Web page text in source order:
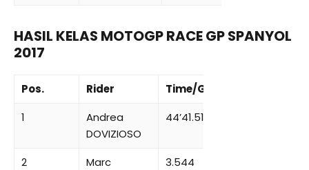
HASIL KELAS MOTOGP RACE GP SPANYOL
2017
Pos. Rider
Time/Gap
1
Andrea
DOVIZIOSO
44’41.518
2
Marc
3.544